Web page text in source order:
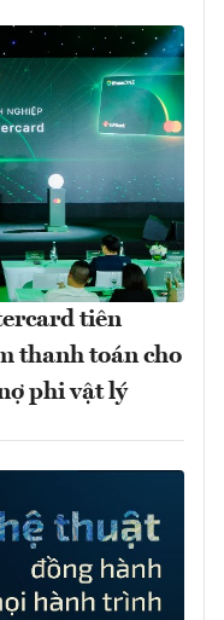
tiên
thanh toán cho
phi vật lý